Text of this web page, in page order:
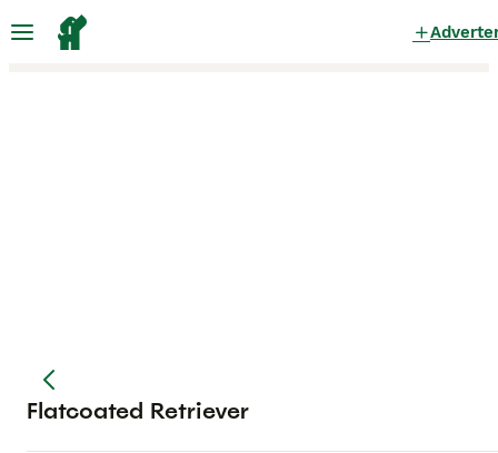
Flatcoated Retriever